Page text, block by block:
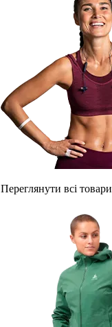
Переглянути всі товари